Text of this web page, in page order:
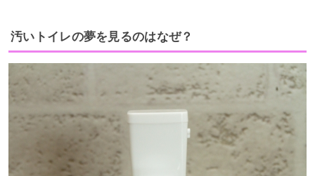
汚いトイレの夢を見るのはなぜ？